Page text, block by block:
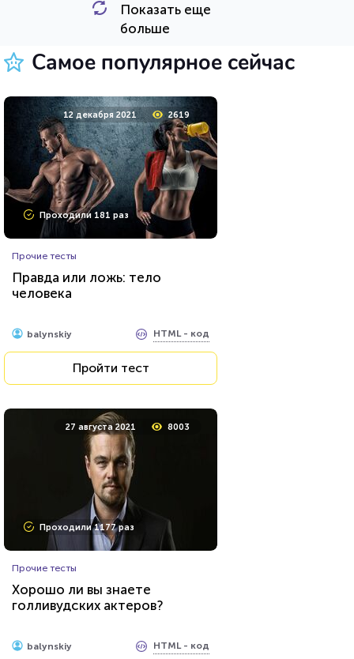
HTML - код
5 октября 2021 27245
Проходили 9706 раз
Тест на уникальность: "Что
Вы видите первым?"
Пройти тест
9 августа 2021
Проходили 7462 раза
Тест: Мизантроп ли вы?
Показать еще
больше
Самое популярное сейчас
12 декабря 2021 2619
Проходили 181 раз
Прочие тесты
Правда или ложь: тело
человека
balynskiy HTML - код
Пройти тест
27 августа 2021 8003
Проходили 1177 раз
Прочие тесты
Хорошо ли вы знаете
голливудских актеров?
balynskiy HTML - код